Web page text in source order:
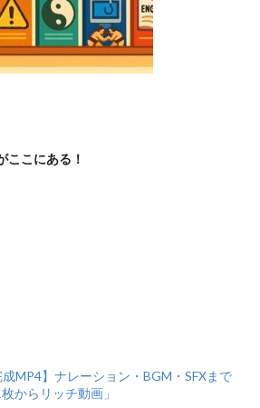
ここにある！
MP4】ナレーション・BGM・SFXまで
からリッチ動画」